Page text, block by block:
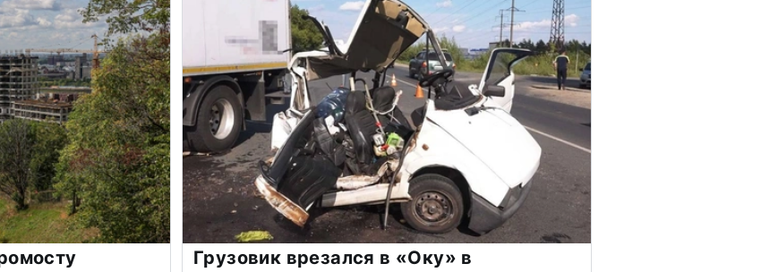
Грузовик врезался в «Оку» в